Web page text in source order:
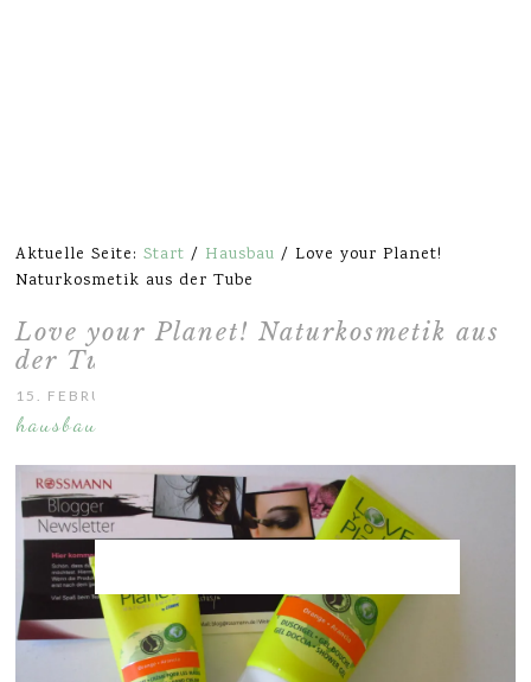
Aktuelle Seite:Start / Hausbau / Love your Planet!
Naturkosmetik aus der Tube
Love your Planet! Naturkosmetik aus
der Tube
15. FEBRUAR 2014
hausbau